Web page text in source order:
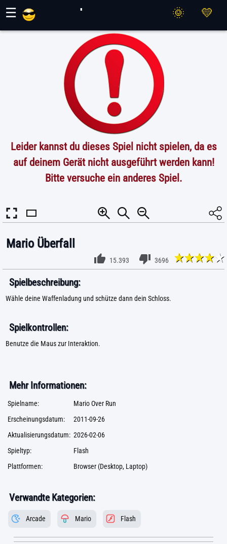
☰
Leider kannst du dieses Spiel nicht spielen, da es
auf deinem Gerät nicht ausgeführt werden kann!
Bitte versuche ein anderes Spiel.
Mario Überfall
15.393 3696
Spielbeschreibung:
Wähle deine Waffenladung und schütze dann dein Schloss.
Spielkontrollen:
Benutze die Maus zur Interaktion.
Mehr Informationen:
Spielname:
Mario Over Run
Erscheinungsdatum:
2011-09-26
Aktualisierungsdatum: 2026-02-06
Spieltyp:
Flash
Plattformen:
Browser (Desktop, Laptop)
Verwandte Kategorien:
Arcade Mario Flash